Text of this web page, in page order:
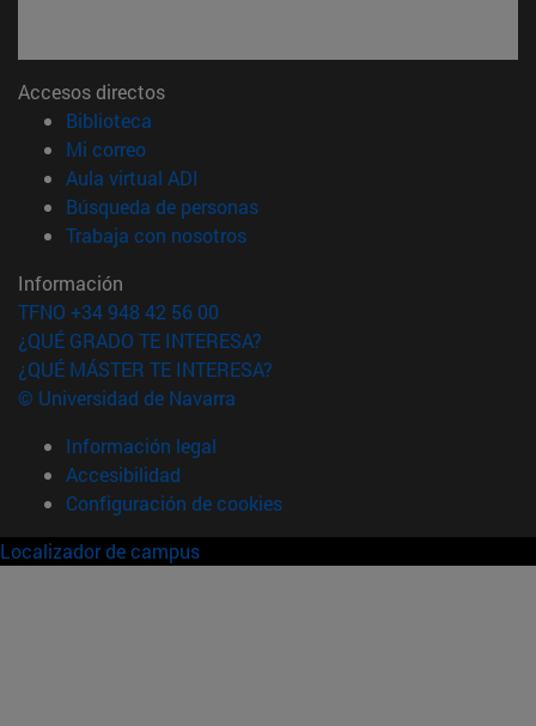
Accesos directos
Biblioteca
Mi correo(abre en nueva ventana)
Aula virtual ADI
Búsqueda de personas(abre en nueva ventana)
Trabaja con nosotros(abre en nueva ventana)
Información
TFNO +34 948 42 56 00
¿QUÉ GRADO TE INTERESA?
¿QUÉ MÁSTER TE INTERESA?
© Universidad de Navarra
Información legal
Accesibilidad
Configuración de cookies
Localizador de campus